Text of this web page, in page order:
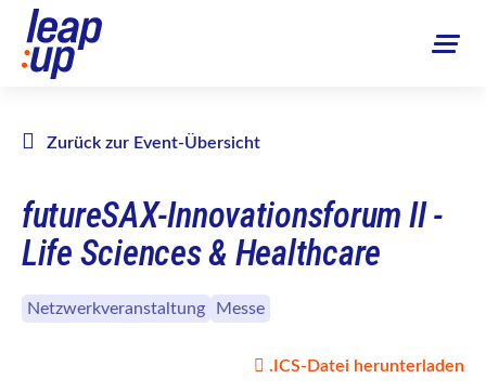
Zurück zur Event-Übersicht
futureSAX-Innovationsforum II -
Life Sciences & Healthcare
Netzwerkveranstaltung Messe
.ICS-Datei herunterladen